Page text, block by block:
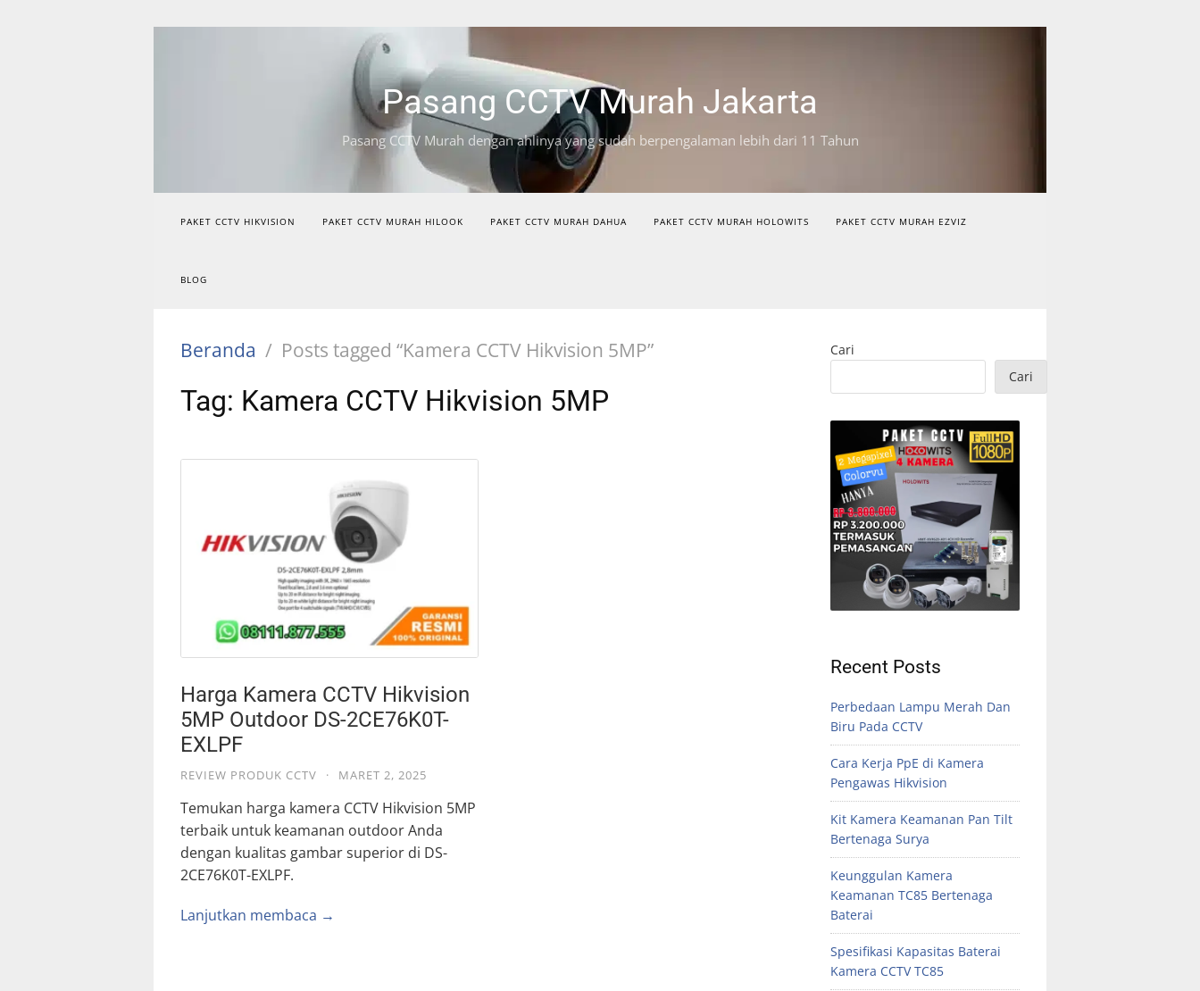
Pasang CCTV Murah Jakarta
Pasang CCTV Murah dengan ahlinya yang sudah berpengalaman lebih dari 11 Tahun
PAKET CCTV HIKVISION PAKET CCTV MURAH HILOOK PAKET CCTV MURAH DAHUA PAKET CCTV MURAH HOLOWITS PAKET CCTV MURAH EZVIZ
BLOG
Beranda Posts tagged “Kamera CCTV Hikvision 5MP”
Tag: Kamera CCTV Hikvision 5MP
Harga Kamera CCTV Hikvision
5MP Outdoor DS-2CE76K0T-
EXLPF
REVIEW PRODUK CCTV · MARET 2, 2025
Temukan harga kamera CCTV Hikvision 5MP
terbaik untuk keamanan outdoor Anda
dengan kualitas gambar superior di DS-
2CE76K0T-EXLPF.
Lanjutkan membaca →
Cari
Cari
Recent Posts
Perbedaan Lampu Merah Dan
Biru Pada CCTV
Cara Kerja PpE di Kamera
Pengawas Hikvision
Kit Kamera Keamanan Pan Tilt
Bertenaga Surya
Keunggulan Kamera
Keamanan TC85 Bertenaga
Baterai
Spesifikasi Kapasitas Baterai
Kamera CCTV TC85